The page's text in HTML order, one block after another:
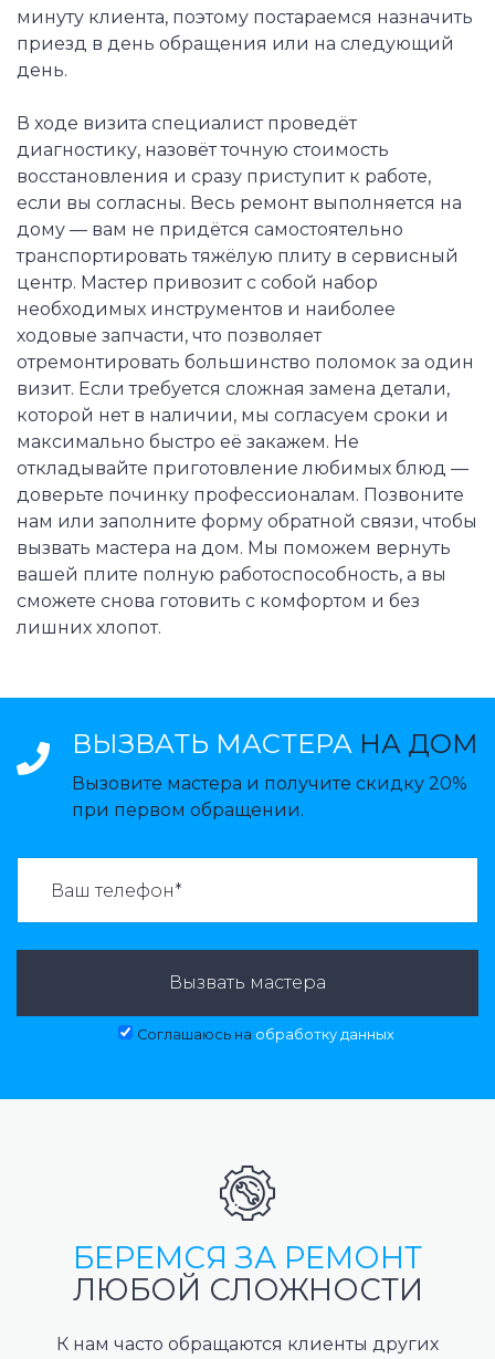
минуту клиента, поэтому постараемся назначить
приезд в день обращения или на следующий
день.
В ходе визита специалист проведёт
диагностику, назовёт точную стоимость
восстановления и сразу приступит к работе,
если вы согласны. Весь ремонт выполняется на
дому — вам не придётся самостоятельно
транспортировать тяжёлую плиту в сервисный
центр. Мастер привозит с собой набор
необходимых инструментов и наиболее
ходовые запчасти, что позволяет
отремонтировать большинство поломок за один
визит. Если требуется сложная замена детали,
которой нет в наличии, мы согласуем сроки и
максимально быстро её закажем. Не
откладывайте приготовление любимых блюд —
доверьте починку профессионалам. Позвоните
нам или заполните форму обратной связи, чтобы
вызвать мастера на дом. Мы поможем вернуть
вашей плите полную работоспособность, а вы
сможете снова готовить с комфортом и без
лишних хлопот.
ВЫЗВАТЬ МАСТЕРА НА ДОМ
Вызовите мастера и получите скидку 20%
при первом обращении.
Вызвать мастера
Соглашаюсь на обработку данных
БЕРЕМСЯ ЗА РЕМОНТ
ЛЮБОЙ СЛОЖНОСТИ
К нам часто обращаются клиенты других